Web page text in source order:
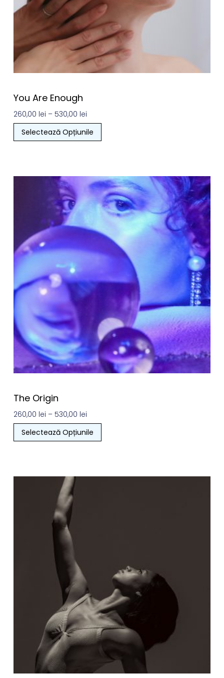
You Are Enough
260,00 lei – 530,00 lei
Selectează Opțiunile
The Origin
260,00 lei – 530,00 lei
Selectează Opțiunile